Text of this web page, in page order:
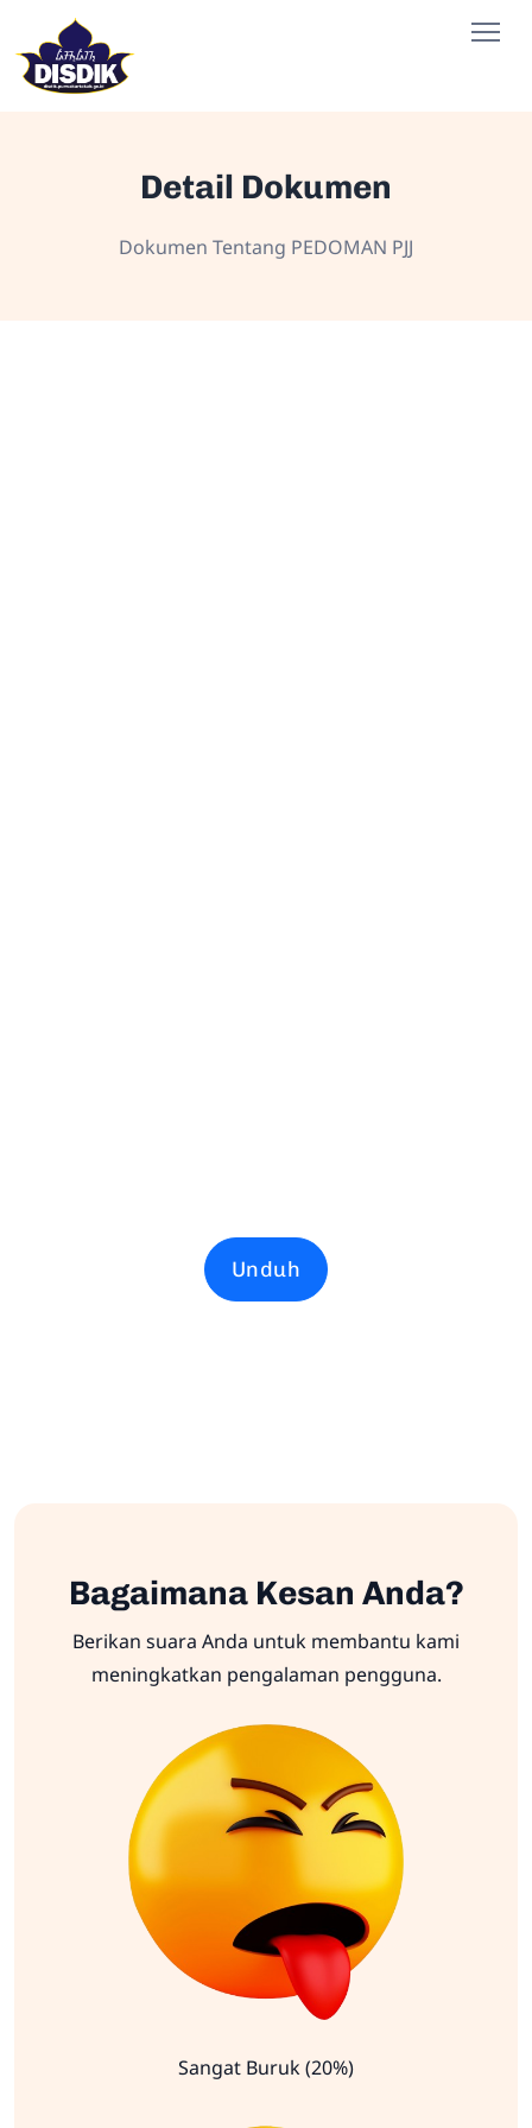
Detail Dokumen
Dokumen Tentang PEDOMAN PJJ
Unduh
Bagaimana Kesan Anda?
Berikan suara Anda untuk membantu kami
meningkatkan pengalaman pengguna.
Sangat Buruk (20%)